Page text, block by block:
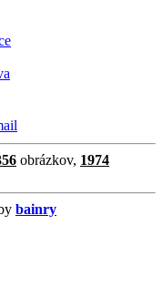
obrázkov, 1974
bainry